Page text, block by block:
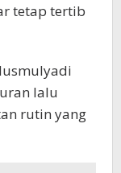
tetap tertib
lalu
rutin yang